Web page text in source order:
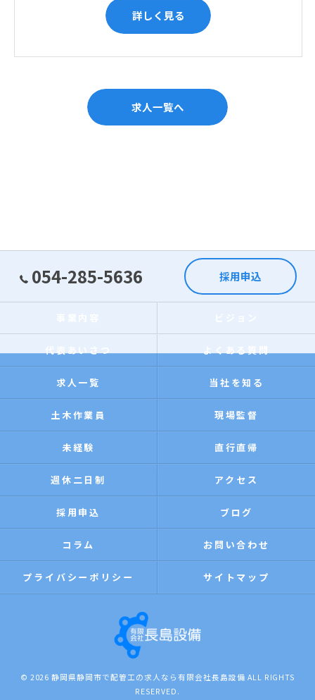
詳しく見る
求人一覧へ
054-285-5636 採用申込
代表あいさつ よくある質問
求人一覧 当社を知る
土木作業員 現場監督
未経験 直行直帰
週休二日制 アクセス
採用申込 ブログ
コラム お問い合わせ
プライバシーポリシー サイトマップ
© 2026 静岡県静岡市で配管工の求人なら有限会社長島設備 ALL RIGHTS
RESERVED.